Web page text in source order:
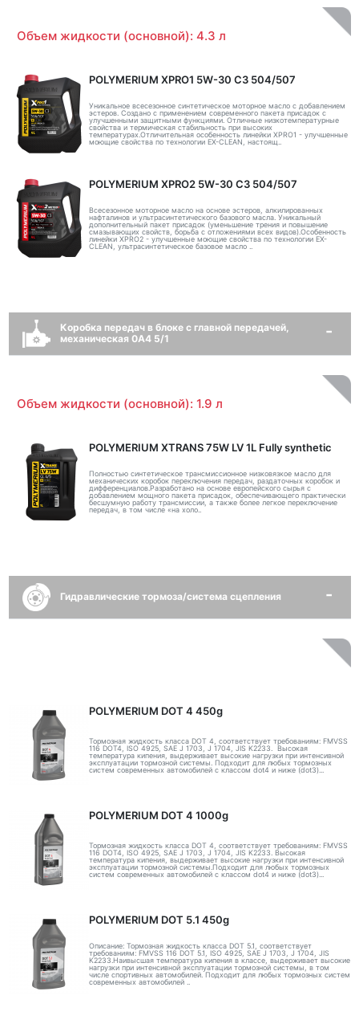
Объем жидкости (основной): 4.3 л
POLYMERIUM XPRO1 5W-30 C3 504/507
Уникальное всесезонное синтетическое моторное масло с добавлением
эстеров. Создано с применением современного пакета присадок с
улучшенными защитными функциями. Отличные низкотемпературные
свойства и термическая стабильность при высоких
температурах.Отличительная особенность линейки XPRO1 - улучшенные
моющие свойства по технологии EX-CLEAN, настоящ..
POLYMERIUM XPRO2 5W-30 C3 504/507
Всесезонное моторное масло на основе эстеров, алкилированных
нафталинов и ультрасинтетического базового масла. Уникальный
дополнительный пакет присадок (уменьшение трения и повышение
смазывающих свойств, борьба с отложениями всех видов).Особенность
линейки XPRO2 - улучшенные моющие свойства по технологии EX-
CLEAN, ультрасинтетическое базовое масло ..
Коробка передач в блоке с главной передачей,
механическая 0A4 5/1
Объем жидкости (основной): 1.9 л
POLYMERIUM XTRANS 75W LV 1L Fully synthetic
Полностью синтетическое трансмиссионное низковязкое масло для
механических коробок переключения передач, раздаточных коробок и
дифференциалов.Разработано на основе европейского сырья с
добавлением мощного пакета присадок, обеспечивающего практически
бесшумную работу трансмиссии, а также более легкое переключение
передач, в том числе «на холо..
Гидравлические тормоза/система сцепления
POLYMERIUM DOT 4 450g
Тормозная жидкость класса DOT 4, соответствует требованиям: FMVSS
116 DOT4, ISO 4925, SAE J 1703, J 1704, JIS K2233. Высокая
температура кипения, выдерживает высокие нагрузки при интенсивной
эксплуатации тормозной системы. Подходит для любых тормозных
систем современных автомобилей с классом dot4 и ниже (dot3)...
POLYMERIUM DOT 4 1000g
Тормозная жидкость класса DOT 4, соответствует требованиям: FMVSS
116 DOT4, ISO 4925, SAE J 1703, J 1704, JIS K2233. Высокая
температура кипения, выдерживает высокие нагрузки при интенсивной
эксплуатации тормозной системы.Подходит для любых тормозных
систем современных автомобилей с классом dot4 и ниже (dot3)...
POLYMERIUM DOT 5.1 450g
Описание: Тормозная жидкость класса DOT 5.1, соответствует
требованиям: FMVSS 116 DOT 5.1, ISO 4925, SAE J 1703, J 1704, JIS
K2233.Наивысшая температура кипения в классе, выдерживает высокие
нагрузки при интенсивной эксплуатации тормозной системы, в том
числе спортивных автомобилей. Подходит для любых тормозных систем
современных автомобилей ..